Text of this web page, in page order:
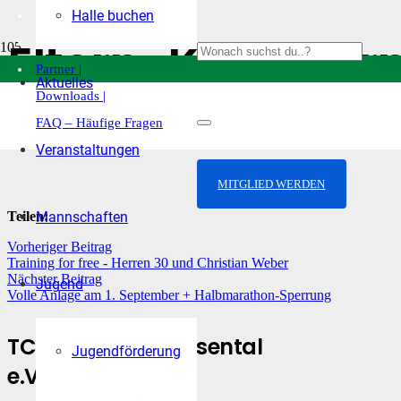
| Startseite |
Partner |
Downloads |
FAQ – Häufige Fragen
Halle buchen
Aktuelles
Veranstaltungen
Mannschaften
Jugend
Jugendförderung
MITGLIED WERDEN
Eltern-Kind-
Veröffentlicht am23. August 2024
Teilen:
Vorheriger Beitrag
Training for free - Herren 30 und Christian Weber
Nächster Beitrag
Volle Anlage am 1. September + Halbmarathon-Sperrung
TC Rechen Im Wiesental
e.V.